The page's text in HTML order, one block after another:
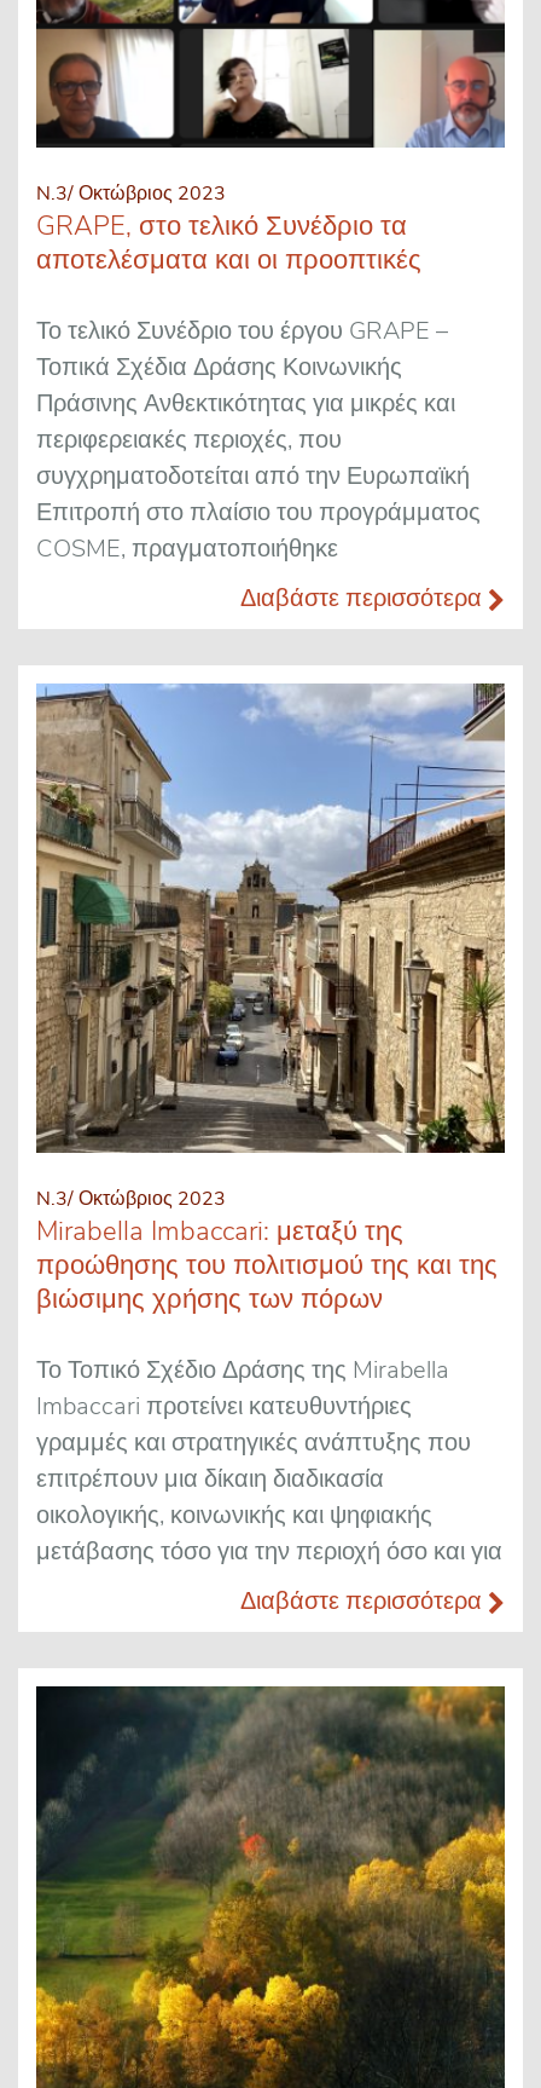
N.3/ Οκτώβριος 2023
GRAPE, στο τελικό Συνέδριο τα
αποτελέσματα και οι προοπτικές
Το τελικό Συνέδριο του έργου GRAPE –
Τοπικά Σχέδια Δράσης Κοινωνικής
Πράσινης Ανθεκτικότητας για μικρές και
περιφερειακές περιοχές, που
συγχρηματοδοτείται από την Ευρωπαϊκή
Επιτροπή στο πλαίσιο του προγράμματος
COSME, πραγματοποιήθηκε
Διαβάστε περισσότερα
N.3/ Οκτώβριος 2023
Mirabella Imbaccari: μεταξύ της
προώθησης του πολιτισμού της και της
βιώσιμης χρήσης των πόρων
Το Τοπικό Σχέδιο Δράσης της Mirabella
Imbaccari προτείνει κατευθυντήριες
γραμμές και στρατηγικές ανάπτυξης που
επιτρέπουν μια δίκαιη διαδικασία
οικολογικής, κοινωνικής και ψηφιακής
μετάβασης τόσο για την περιοχή όσο και για
Διαβάστε περισσότερα